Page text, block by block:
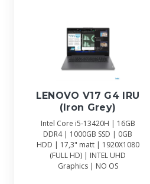
LENOVO V17 G4 IRU
(Iron Grey)
Intel Core i5-13420H | 16GB
DDR4 | 1000GB SSD | 0GB
HDD | 17,3" matt | 1920X1080
(FULL HD) | INTEL UHD
Graphics | NO OS